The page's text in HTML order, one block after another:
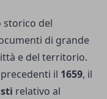
storico del
di grande
e del territorio.
il 1659, il
relativo al